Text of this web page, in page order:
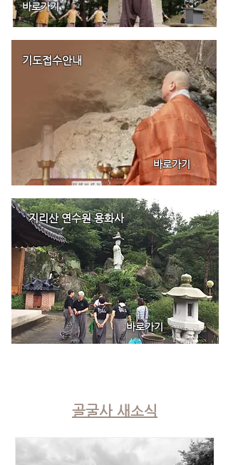
바로가기
바로가기
기도접수안내
바로가기
지리산 연수원​ 용화사
​골굴사 새소식